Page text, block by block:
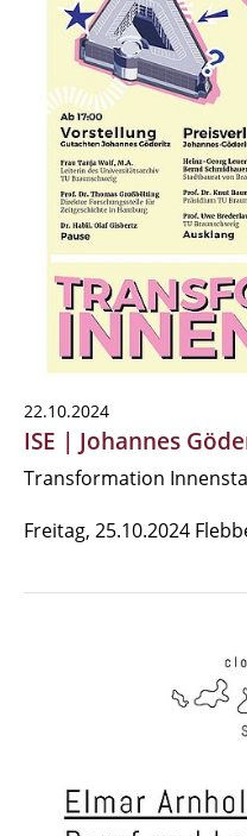
22.10.2024
ISE | Johannes
Transformation
Freitag, 25.10.2024